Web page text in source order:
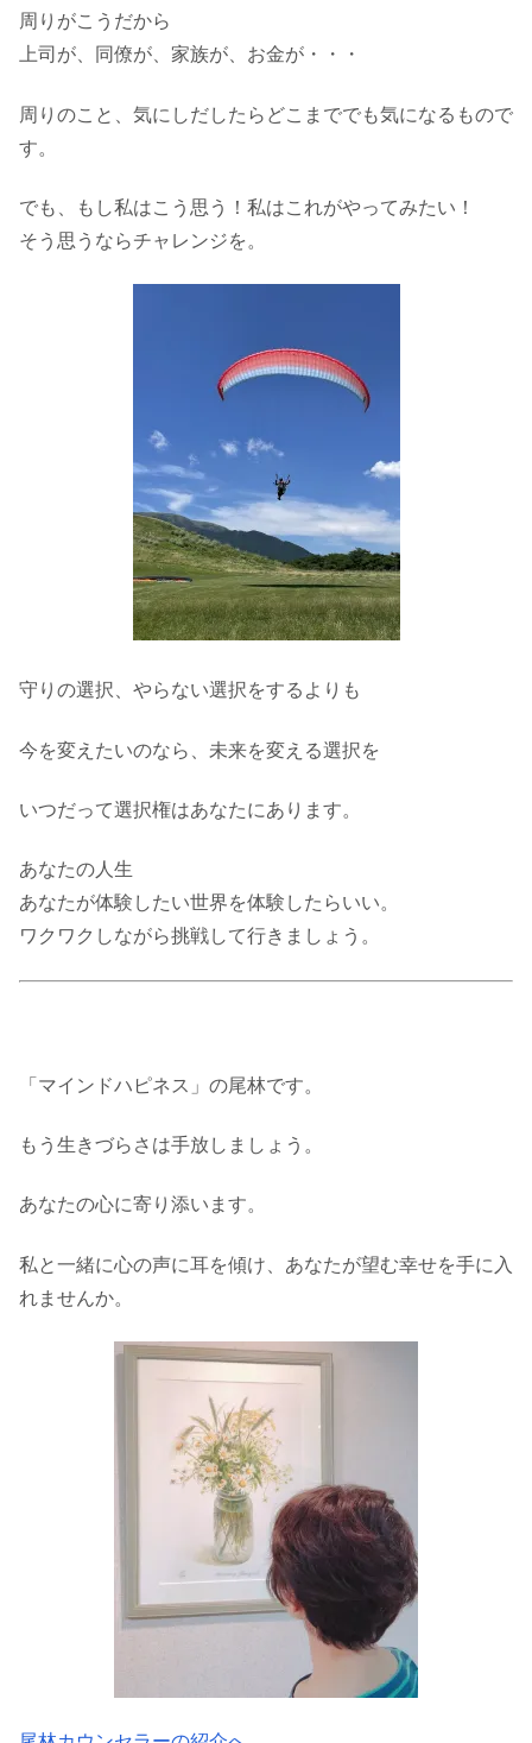
周りがこうだから
上司が、同僚が、家族が、お金が・・・
周りのこと、気にしだしたらどこまででも気になるもので
す。
でも、もし私はこう思う！私はこれがやってみたい！
そう思うならチャレンジを。
守りの選択、やらない選択をするよりも
今を変えたいのなら、未来を変える選択を
いつだって選択権はあなたにあります。
あなたの人生
あなたが体験したい世界を体験したらいい。
ワクワクしながら挑戦して行きましょう。
「マインドハピネス」の尾林です。
もう生きづらさは手放しましょう。
あなたの心に寄り添います。
私と一緒に心の声に耳を傾け、あなたが望む幸せを手に入
れませんか。